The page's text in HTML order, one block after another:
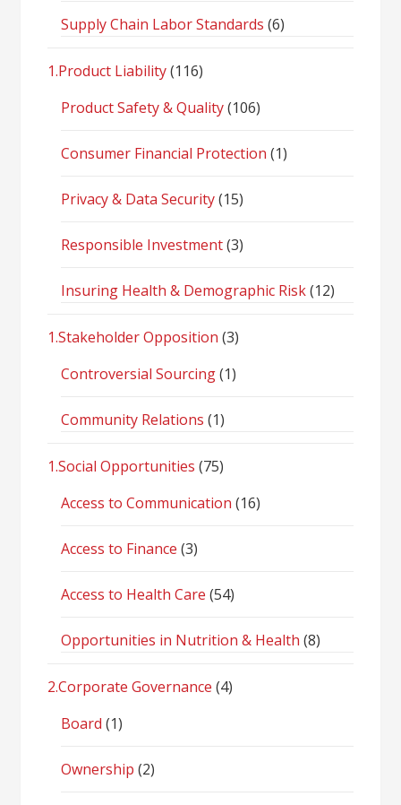
Supply Chain Labor Standards (6)
1.Product Liability(116)
Product Safety & Quality(106)
Consumer Financial Protection (1)
Privacy & Data Security(15)
Responsible Investment(3)
Insuring Health & Demographic Risk(12)
1.Stakeholder Opposition (3)
Controversial Sourcing(1)
Community Relations (1)
1.Social Opportunities (75)
Access to Communication (16)
Access to Finance (3)
Access to Health Care (54)
Opportunities in Nutrition & Health (8)
2.Corporate Governance (4)
Board (1)
Ownership (2)